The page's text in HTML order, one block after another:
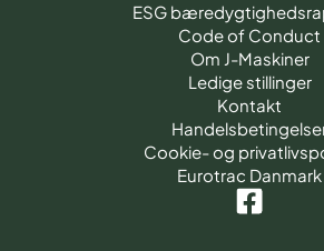
ESG
Code of Conduct
Om J-Maskiner
Ledige stillinger
Kontakt
Cookie- og
Eurotrac Danmark